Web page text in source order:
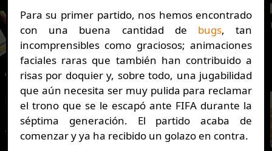
Para su primer partido, nos hemos encontrado
con una buena cantidad de bugs, tan
incomprensibles como graciosos; animaciones
faciales raras que también han contribuido a
risas por doquier y, sobre todo, una jugabilidad
que aún necesita ser muy pulida para reclamar
el trono que se le escapó ante FIFA durante la
séptima generación. El partido acaba de
comenzar y ya ha recibido un golazo en contra.